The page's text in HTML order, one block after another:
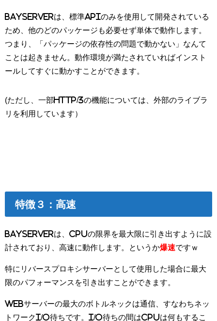
BayServerは、標準APIのみを使用して開発されている
ため、他のどのパッケージも必要せず単体で動作します。
つまり、「パッケージの依存性の問題で動かない」なんて
ことは起きません。動作環境が満たされていればインスト
ールしてすぐに動かすことができます。
(ただし、一部HTTP/3の機能については、外部のライブラ
リを利用しています）
特徴３：高速
BayServerは、CPUの限界を最大限に引き出すように設
計されており、高速に動作します。というか爆速ですｗ
特にリバースプロキシサーバーとして使用した場合に最大
限のパフォーマンスを引き出すことができます。
Webサーバーの最大のボトルネックは通信、すなわちネッ
トワークI/O待ちです。I/O待ちの間はCPUは何もするこ